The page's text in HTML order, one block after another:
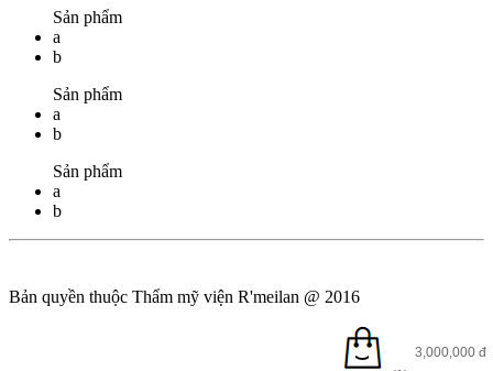
Sản phẩm
a
b
Sản phẩm
a
b
Sản phẩm
a
b
Bản quyền thuộc Thẩm mỹ viện R'meilan @ 2016
3,000,000 đ